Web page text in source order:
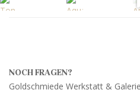
NOCH FRAGEN?
Goldschmiede Werkstatt &